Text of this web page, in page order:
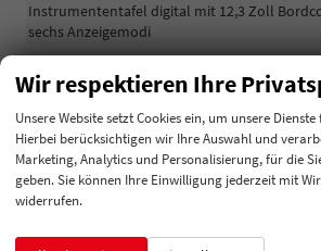
Instrumententafel digital mit 12,3 Zoll
sechs Anzeigemodi
Getriebesteuerung elektronisch "Shift by
Kombination mit DCT/AT
ECM. Innenrückspiegel automatisch
Fahrmodus-Wahlschalter
Fensterheber vorne und hinten elektrisch mit
Wir respektieren Ihre
Unsere Website setzt Cookies ein, um unsere
Hierbei berücksichtigen wir Ihre Auswahl und
Marketing, Analytics und Personalisierung, für die
geben. Sie können Ihre Einwilligung jederzeit mit
widerrufen.